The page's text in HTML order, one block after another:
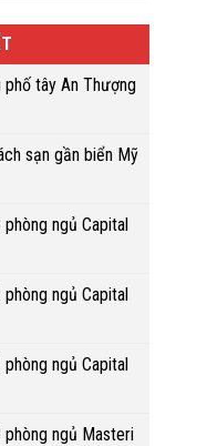
phố tây An Thượng
sạn gần biển Mỹ
ngủ Capital
ngủ Capital
ngủ Capital
ngủ Masteri